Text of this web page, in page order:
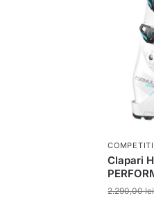
Clapari
2.290,00lei